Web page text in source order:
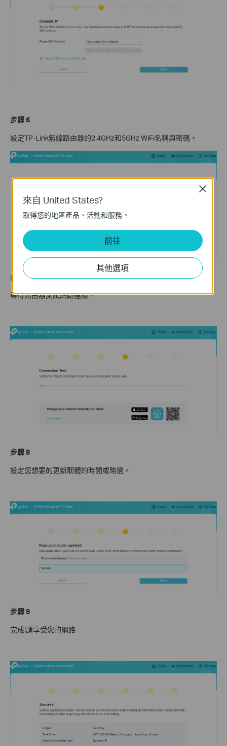
步驟 6
設定TP-Link無線路由器的2.4GHz和5GHz WiFi名稱與密碼。
步驟 7
等待路由器測試網路連線。
步驟 8
設定您想要的更新韌體的時間或略過。
步驟 9
完成!請享受您的網路
來自 United States?
取得您的地區產品、活動和服務。
前往
其他選項
Close